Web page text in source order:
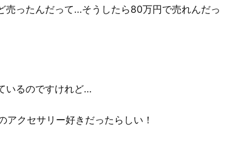
ったんだって…そうしたら80万円で売れんだっ
いるのですけれど…
クセサリー好きだったらしい！